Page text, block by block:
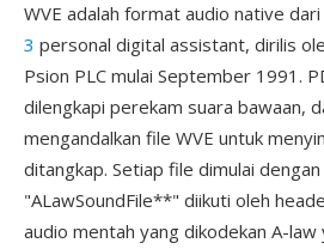
WVE adalah format audio native
3 personal digital assistant, dirilis
Psion PLC mulai September 1991.
dilengkapi perekam suara bawaan,
mengandalkan file WVE untuk
ditangkap. Setiap file dimulai
"ALawSoundFile**" diikuti oleh
audio mentah yang dikodekan A-